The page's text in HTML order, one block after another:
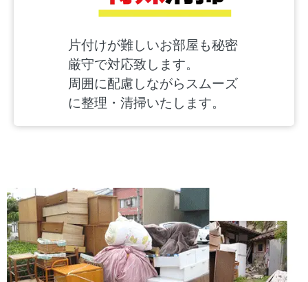
片付けが難しいお部屋も秘密
厳守で対応致します。
周囲に配慮しながらスムーズ
に整理・清掃いたします。